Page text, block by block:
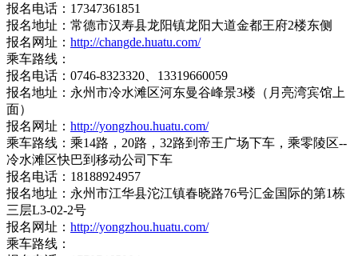
报名电话：17347361851
报名地址：常德市汉寿县龙阳镇龙阳大道金都王府2楼东侧
报名网址： http://changde.huatu.com/
乘车路线：
报名电话：0746-8323320、13319660059
报名地址：永州市冷水滩区河东曼谷峰景3楼（月亮湾宾馆上
面）
报名网址： http://yongzhou.huatu.com/
乘车路线：乘14路，20路，32路到帝王广场下车，乘零陵区--
冷水滩区快巴到移动公司下车
报名电话：18188924957
报名地址：永州市江华县沱江镇春晓路76号汇金国际的第1栋
三层L3-02-2号
报名网址： http://yongzhou.huatu.com/
乘车路线：